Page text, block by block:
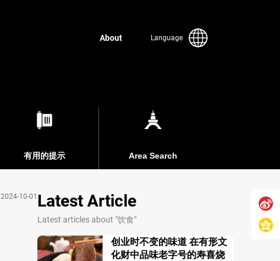
About Language
有用的提示 Area Search
2024-10-01 Latest Article
Latest articles about "饮食"
创业时不变的味道 在有形文
化财中品味老字号的寿喜烧